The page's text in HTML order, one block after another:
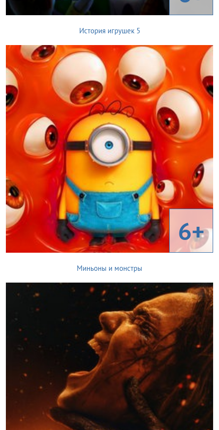
История игрушек 5
6+
Миньоны и монстры